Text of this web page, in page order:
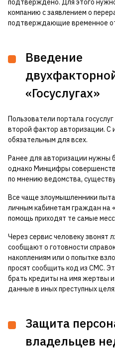
подтверждено. Для этого
компанию с заявлением о
подтверждающие временное
Введение
«Госуслугах»
Пользователи портала
второй фактор авторизации. С
обязательным для всех.
Ранее для авторизации нужны
однако Минцифры
по мнению ведомства,
Все чаще злоумышленники
личным кабинетам граждан на
помощь приходят те самые
Через сервис человеку звонят
сообщают о готовности
накоплениям или о попытке
просят сообщить код из СМС.
брать кредиты на имя жертвы
данные в иных преступных
Защита
владельцев